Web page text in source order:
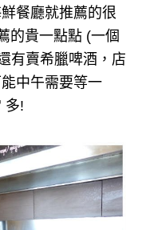
餐廳就推薦的很
的貴一點點 (一個
有賣希臘啤酒，店
中午需要等一
多!